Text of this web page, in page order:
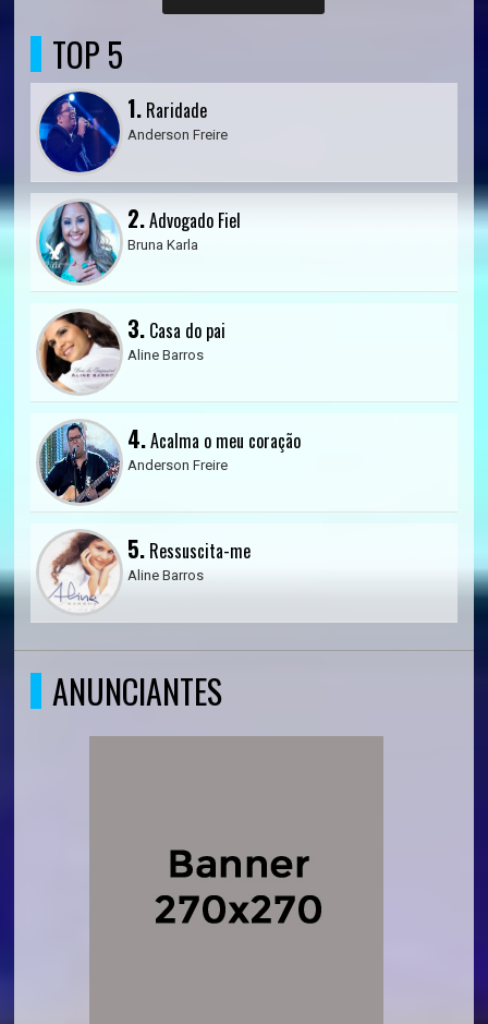
TOP 5
1. Raridade
Anderson Freire
2.Advogado Fiel
Bruna Karla
3. Casa do pai
Aline Barros
4.Acalma o meu coração
Anderson Freire
5. Ressuscita-me
Aline Barros
ANUNCIANTES